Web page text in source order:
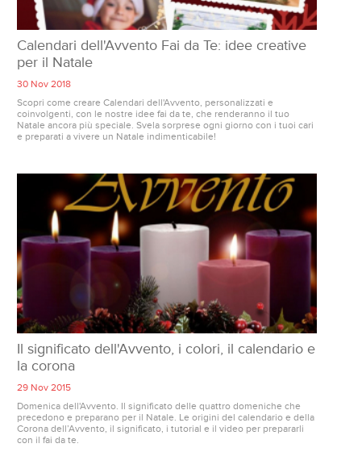
Calendari dell'Avvento Fai da Te: idee creative
per il Natale
30 Nov 2018
Scopri come creare Calendari dell'Avvento, personalizzati e
coinvolgenti, con le nostre idee fai da te, che renderanno il tuo
Natale ancora più speciale. Svela sorprese ogni giorno con i tuoi cari
e preparati a vivere un Natale indimenticabile!
Il significato dell'Avvento, i colori, il calendario e
la corona
29 Nov 2015
Domenica dell'Avvento. Il significato delle quattro domeniche che
precedono e preparano per il Natale. Le origini del calendario e della
Corona dell’Avvento, il significato, i tutorial e il video per prepararli
con il fai da te.